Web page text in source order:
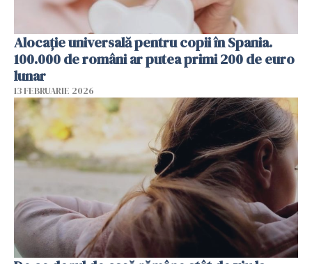
Alocație universală pentru copii în Spania.
100.000 de români ar putea primi 200 de euro
lunar
13 FEBRUARIE 2026